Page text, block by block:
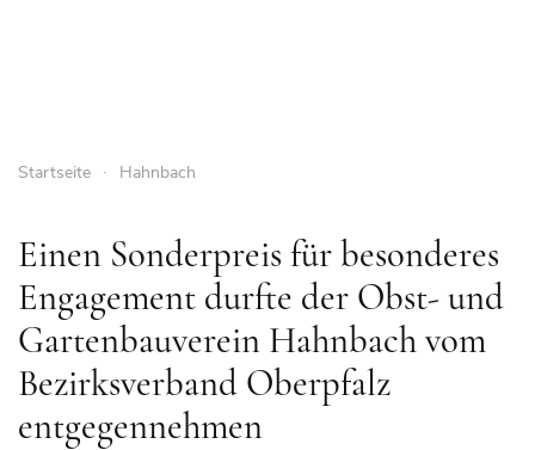
Startseite Hahnbach
Einen Sonderpreis für besonderes
Engagement durfte der Obst- und
Gartenbauverein Hahnbach vom
Bezirksverband Oberpfalz
entgegennehmen